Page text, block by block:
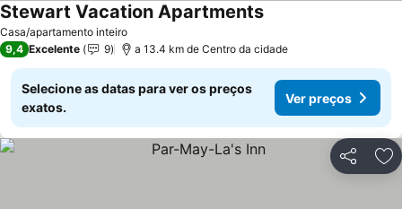
Casa/apartamento inteiro
Stewart Vacation ApartmentsVer preços
9,4 Excelente 9 a 13.4 km de Centro da cidade
Selecione as datas para ver os preços
exatos.
Ver preços
Partilhar